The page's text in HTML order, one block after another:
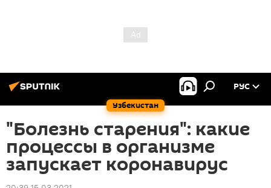
Узбекистан
РУС
"Болезнь старения": какие
процессы в организме
запускает коронавирус